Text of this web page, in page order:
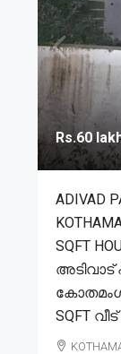
Rs.60
ADIVAD
SQFT
SQFT